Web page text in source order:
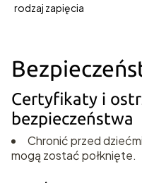
rodzaj zapięcia
Certyfikaty i
bezpieczeństwa
Chronić przed
mogą zostać połknięte.